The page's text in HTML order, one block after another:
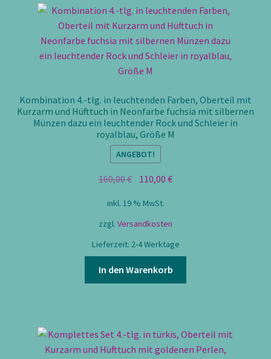
Kombination 4.-tlg. in leuchtenden Farben, Oberteil mit
Kurzarm und Hüfttuch in Neonfarbe fuchsia mit silbernen
Münzen dazu ein leuchtender Rock und Schleier in
royalblau, Größe M
ANGEBOT!
160,00€ Ursprünglicher
war:
160,00 €
110,00€Aktueller
inkl. 19 % MwSt.
zzgl. Versandkosten
Lieferzeit: 2-4 Werktage
In den Warenkorb